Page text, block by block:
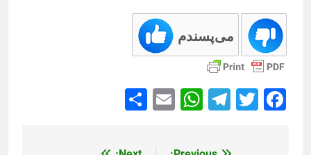
می‌پسندم
Facebook
Twitter
Telegram
WhatsApp
Email